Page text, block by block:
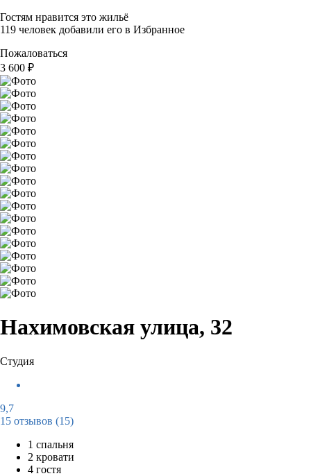
Гостям нравится это жильё
119 человек добавили его в Избранное
Пожаловаться
3 600 ₽
Нахимовская улица, 32
Студия
9,7
15 отзывов (15)
1 спальня
2 кровати
4 гостя